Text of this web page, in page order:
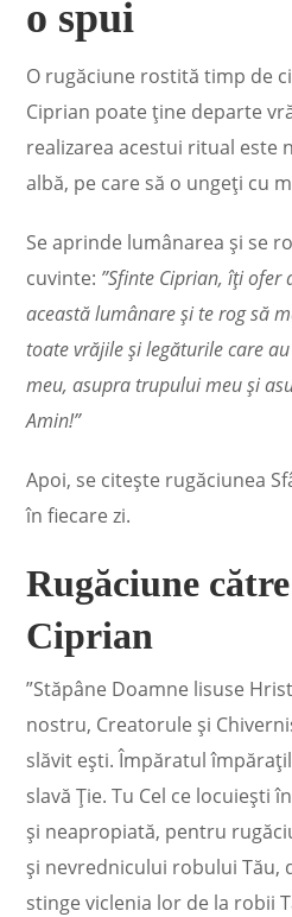
o spui
O rugăciune rostită timp de
Ciprian poate ține departe
realizarea acestui ritual este
albă, pe care să o ungeţi cu
Se aprinde lumânarea şi se
cuvinte: ”Sfinte Ciprian, îţi
această lumânare şi te rog să
toate vrăjile şi legăturile care
meu, asupra trupului meu și
Amin!”
Apoi, se citeşte rugăciunea
în fiecare zi.
Rugăciune
Ciprian
”Stăpâne Doamne lisuse
nostru, Creatorule și
slăvit ești. Împăratul
slavă Ție. Tu Cel ce locuiești
și neapropiată, pentru
și nevrednicului robului Tău,
stinge viclenia lor de la robii